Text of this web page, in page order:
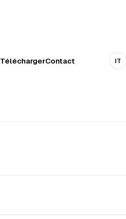
TéléchargerContact IT